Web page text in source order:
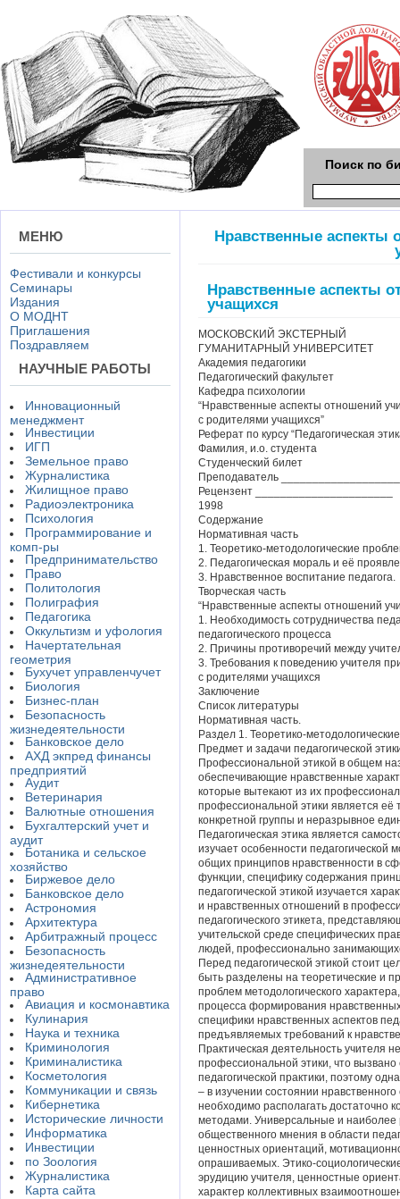
Поиск по
МЕНЮ
Фестивали и конкурсы
Семинары
Издания
О МОДНТ
Приглашения
Поздравляем
НАУЧНЫЕ РАБОТЫ
Инновационный
менеджмент
Инвестиции
ИГП
Земельное право
Журналистика
Жилищное право
Радиоэлектроника
Психология
Программирование и
комп-ры
Предпринимательство
Право
Политология
Полиграфия
Педагогика
Оккультизм и уфология
Начертательная
геометрия
Бухучет управленчучет
Биология
Бизнес-план
Безопасность
жизнедеятельности
Банковское дело
АХД экпред финансы
предприятий
Аудит
Ветеринария
Валютные отношения
Бухгалтерский учет и
аудит
Ботаника и сельское
хозяйство
Биржевое дело
Банковское дело
Астрономия
Архитектура
Арбитражный процесс
Безопасность
жизнедеятельности
Административное
право
Авиация и космонавтика
Кулинария
Наука и техника
Криминология
Криминалистика
Косметология
Коммуникации и связь
Кибернетика
Исторические личности
Информатика
Инвестиции
по Зоология
Журналистика
Карта сайта
Нравственные аспекты
Нравственные аспекты
учащихся
МОСКОВСКИЙ ЭКСТЕРНЫЙ
ГУМАНИТАРНЫЙ УНИВЕРСИТЕТ
Академия педагогики
Педагогический факультет
Кафедра психологии
“Нравственные аспекты отношений
с родителями учащихся”
Реферат по курсу “Педагогическая
Фамилия, и.о. студента
Студенческий билет
Преподаватель
Рецензент ______________________
1998
Содержание
Нормативная часть
1. Теоретико-методологические
2. Педагогическая мораль и её
3. Нравственное воспитание педагога.
Творческая часть
“Нравственные аспекты отношений
1. Необходимость сотрудничества
педагогического процесса
2. Причины противоречий между
3. Требования к поведению учителя
с родителями учащихся
Заключение
Список литературы
Нормативная часть.
Раздел 1. Теоретико-
Предмет и задачи педагогической
Профессиональной этикой в общем
обеспечивающие нравственные
которые вытекают из их
профессиональной этики является её
конкретной группы и неразрывное
Педагогическая этика является
изучает особенности
общих принципов нравственности в
функции, специфику содержания
педагогической этикой изучается
и нравственных отношений в
педагогического этикета,
учительской среде специфических
людей, профессионально
Перед педагогической этикой стоит
быть разделены на теоретические и
проблем методологического
процесса формирования
специфики нравственных аспектов
предъявляемых требований к
Практическая деятельность учителя
профессиональной этики, что
педагогической практики, поэтому
– в изучении состоянии
необходимо располагать достаточно
методами. Универсальные и
общественного мнения в области
ценностных ориентаций,
опрашиваемых. Этико-
эрудицию учителя, ценностные
характер коллективных